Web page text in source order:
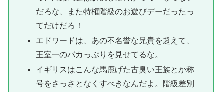
だろな、また特権階級のお遊びデーだったっ
てだけだろ！
エドワードは、あの不名誉な兄貴を超えて、
王室一のバカっぷりを見せてるな。
イギリスはこんな馬鹿げた古臭い王族とか称
号をさっさとなくすべきなんだよ。階級差別